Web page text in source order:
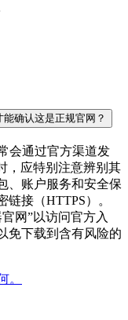
确认这是正规官网？
会通过官方渠道发
，应特别注意辨别其
、账户服务和安全保
接（HTTPS）。
网”以访问官方入
免下载到含有风险的
。